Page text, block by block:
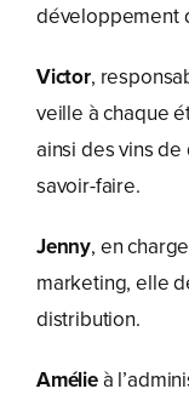
développement
Victor,
veille à chaque
ainsi des vins
savoir-faire.
Jenny, en
marketing, elle
distribution.
Amélieà